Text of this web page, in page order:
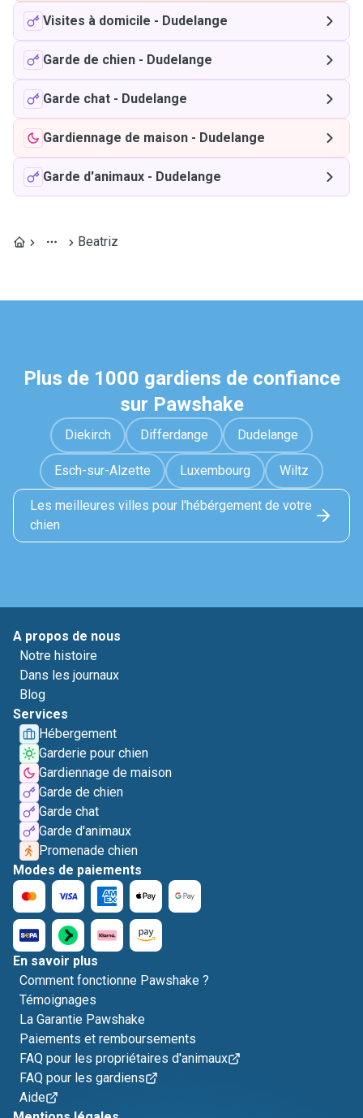
Visites à domicile - Dudelange
Garde de chien - Dudelange
Garde chat - Dudelange
Gardiennage de maison - Dudelange
Garde d'animaux - Dudelange
Beatriz
Plus de 1000 gardiens de confiance
sur Pawshake
Diekirch Differdange Dudelange
Esch-sur-Alzette Luxembourg Wiltz
Les meilleures villes pour l'hébérgement de votre
chien
A propos de nous
Notre histoire
Dans les journaux
Blog
Services
Hébergement
Garderie pour chien
Gardiennage de maison
Garde de chien
Garde chat
Garde d'animaux
Promenade chien
Modes de paiements
En savoir plus
Comment fonctionne Pawshake ?
Témoignages
La Garantie Pawshake
Paiements et remboursements
FAQ pour les propriétaires d'animaux
FAQ pour les gardiens
Aide